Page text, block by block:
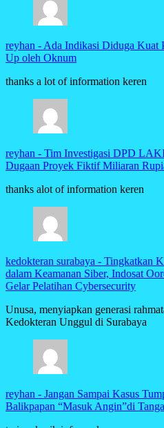
reyhan - Ada Indikasi Diduga Kuat
Up oleh Oknum
thanks a lot of information keren
reyhan - Tim Investigasi DPD
Dugaan Proyek Fiktif Miliaran
thanks alot of information keren
kedokteran surabaya - Tingkatkan
dalam Keamanan Siber, Indosat
Gelar Pelatihan Cybersecurity
Unusa, menyiapkan generasi
Kedokteran Unggul di Surabaya
reyhan - Jangan Sampai Kasus
Balikpapan “Masuk Angin”di